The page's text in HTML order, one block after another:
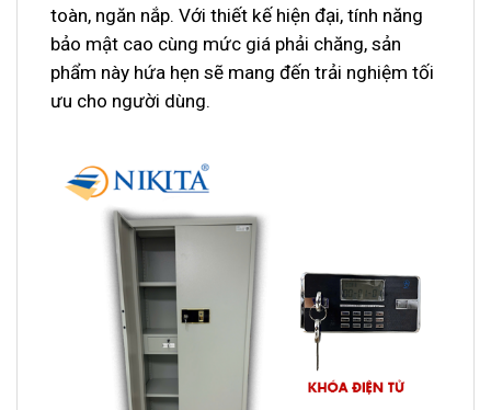
toàn, ngăn nắp. Với thiết kế hiện đại, tính năng
bảo mật cao cùng mức giá phải chăng, sản
phẩm này hứa hẹn sẽ mang đến trải nghiệm tối
ưu cho người dùng.